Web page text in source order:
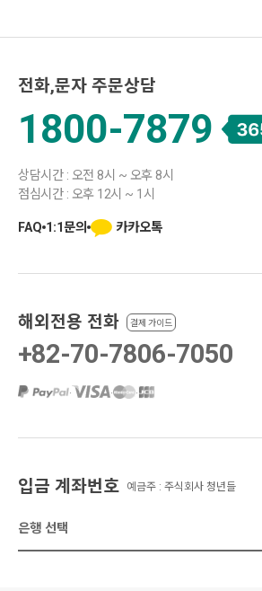
전화,문자 주문상담
1800-7879
상담시간 : 오전 8시 ~ 오후 8시
점심시간 : 오후 12시 ~ 1시
FAQ 1:1문의 카카오톡
해외전용 전화 결제 가이드
+82-70-7806-7050
· · ·
입금 계좌번호 예금주 : 주식회사 청년들
은행 선택